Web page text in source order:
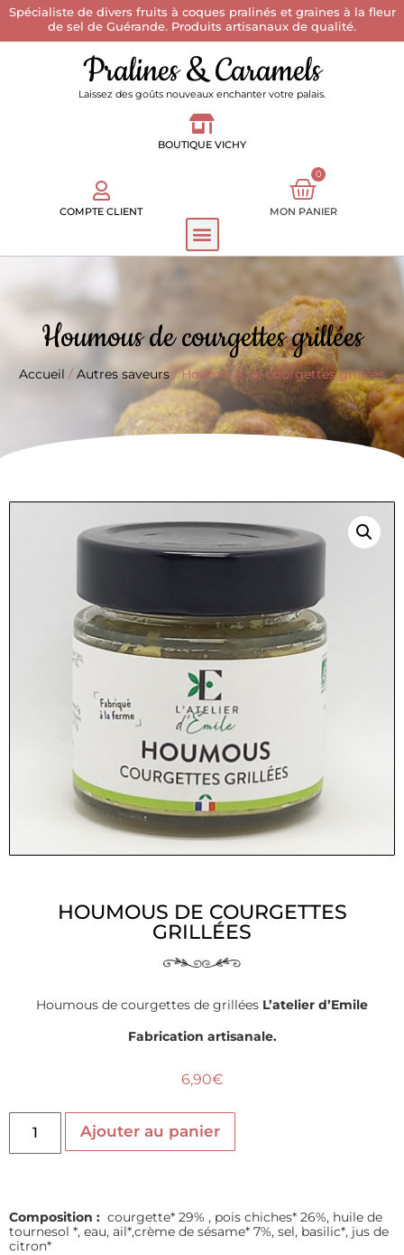
Spécialiste de divers fruits à coques pralinés et graines à la fleur
de sel de Guérande. Produits artisanaux de qualité.
Pralines & Caramels
Laissez des goûts nouveaux enchanter votre palais.
BOUTIQUE VICHY
COMPTE CLIENT
0
MON PANIER
Houmous de courgettes grillées
Accueil / Autres saveurs/ Houmous de courgettes grillées
HOUMOUS DE COURGETTES
GRILLÉES
Houmous de courgettes de grillées L’atelier d’Emile
Fabrication artisanale.
6,90€
Ajouter au panier
Composition : courgette* 29% , pois chiches* 26%, huile de
tournesol *, eau, ail*,crème de sésame* 7%, sel, basilic*, jus de
citron*